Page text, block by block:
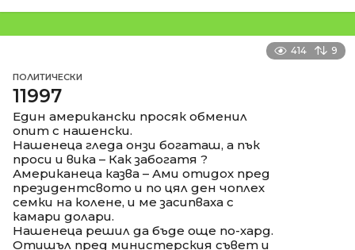
414 9
ПОЛИТИЧЕСКИ
11997
Един американски просяк обменил
опит с нашенски.
Нашенеца гледа онзи богаташ, а пък
проси и вика – Как забогатя ?
Американеца казва – Ами отидох пред
президентсвото и по цял ден чоплех
семки на колене, и ме засипваха с
камари долари.
Нашенеца решил да бъде още по-хард.
Отишъл пред министерския съвет и